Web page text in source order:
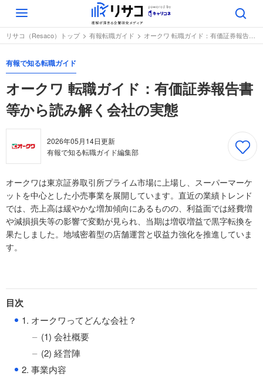
Toggle
navigation
リサコ（Resaco）トップ 有報転職ガイド オークワ 転職ガイド：有価証券報告書等から読み解く会社の実態
有報で知る転職ガイド
オークワ 転職ガイド：有価証券報告書
等から読み解く会社の実態
2026年05月14日更新
有報で知る転職ガイド編集部
オークワは東京証券取引所プライム市場に上場し、スーパーマーケ
ットを中心とした小売事業を展開しています。直近の業績トレンド
では、売上高は緩やかな増加傾向にあるものの、利益面では経費増
や減損損失等の影響で変動が見られ、当期は増収増益で黒字転換を
果たしました。地域密着型の店舗運営と収益力強化を推進していま
す。
目次
● 1. オークワってどんな会社？
(1) 会社概要
(2) 経営陣
● 2. 事業内容